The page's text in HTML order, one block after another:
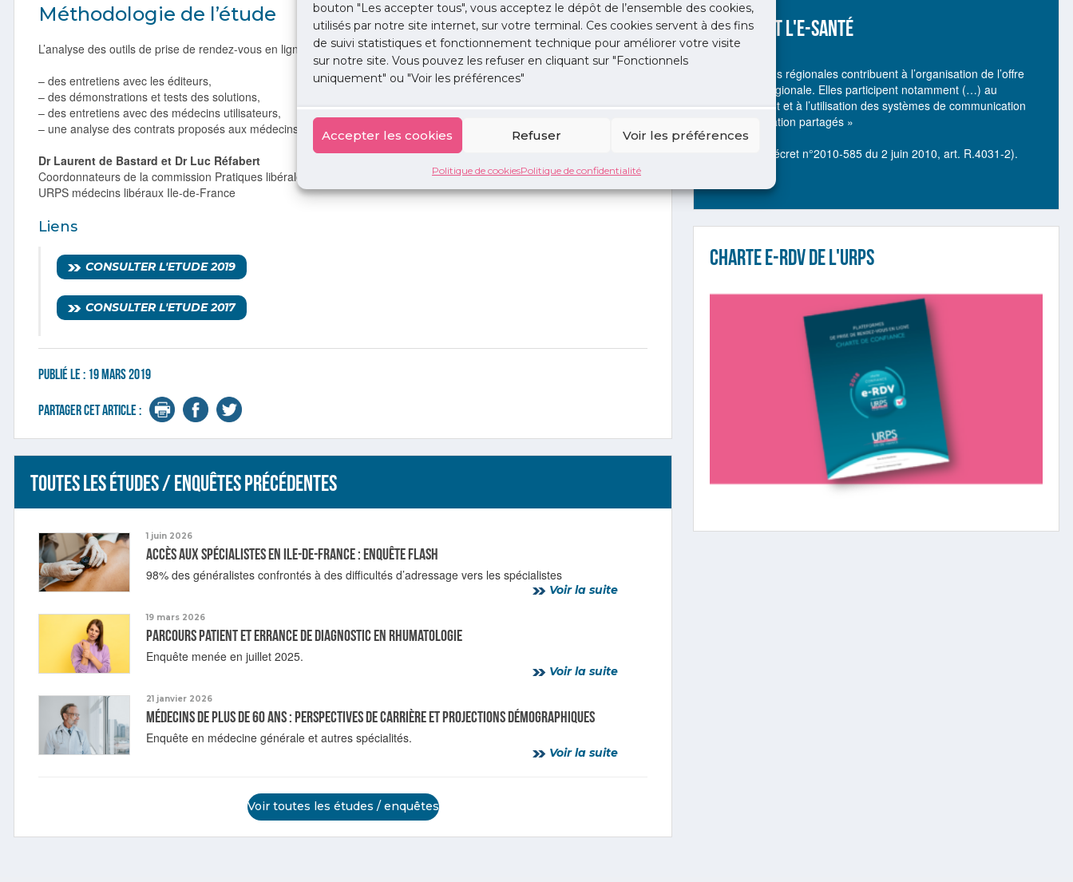
bouton "Les accepter tous", vous acceptez le dépôt de l’ensemble des cookies,
utilisés par notre site internet, sur votre terminal. Ces cookies servent à des fins
de suivi statistiques et fonctionnement technique pour améliorer votre visite
sur notre site. Vous pouvez les refuser en cliquant sur "Fonctionnels
uniquement" ou "Voir les préférences"
Accepter les cookies Refuser Voir les préférences
Politique de cookiesPolitique de confidentialité
Méthodologie de l’étude
L’analyse des outils de prise de rendez-vous en ligne menée avec l’aide du cabinet Magellan a reposé sur :
– des entretiens avec les éditeurs,
– des démonstrations et tests des solutions,
– des entretiens avec des médecins utilisateurs,
– une analyse des contrats proposés aux médecins.
Dr Laurent de Bastard et Dr Luc Réfabert
Coordonnateurs de la commission Pratiques libérales, nouveaux modes d’exercice et nouvelles technologies
URPS médecins libéraux Ile-de-France
Liens
CONSULTER L'ETUDE 2019
CONSULTER L'ETUDE 2017
Publié le : 19 mars 2019
Partager cet article :
Toutes les études / enquêtes précédentes
1 juin 2026
Accès aux spécialistes en Ile-de-France : enquête flash
98% des généralistes confrontés à des difficultés d’adressage vers les spécialistes
Voir la suite
19 mars 2026
Parcours patient et errance de diagnostic en rhumatologie
Enquête menée en juillet 2025.
Voir la suite
21 janvier 2026
Médecins de plus de 60 ans : perspectives de carrière et projections démographiques
Enquête en médecine générale et autres spécialités.
Voir la suite
Voir toutes les études / enquêtes
L'URPS ET L'E-SANTÉ
« Les unions régionales contribuent à l’organisation de l’offre
de santé régionale. Elles participent notamment (…) au
déploiement et à l’utilisation des systèmes de communication
et d’information partagés »
(Source : décret n°2010-585 du 2 juin 2010, art. R.4031-2).
Charte e-RDV de l'URPS